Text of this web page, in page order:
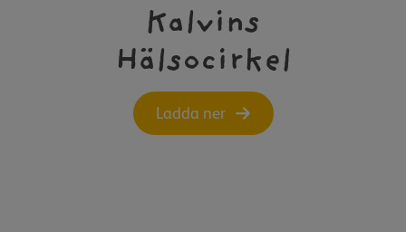
Kalvins
Hälsocirkel
Ladda ner